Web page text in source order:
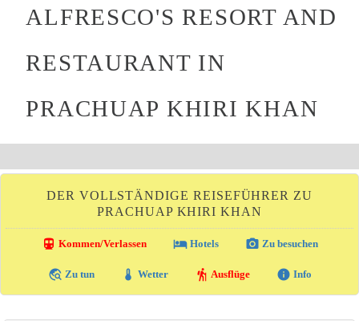
ALFRESCO'S RESORT AND
RESTAURANT IN
PRACHUAP KHIRI KHAN
DER VOLLSTÄNDIGE REISEFÜHRER ZU
PRACHUAP KHIRI KHAN
directions_transit Kommen/Verlassen local_hotelHotels photo_camera Zu besuchen
travel_explore Zu tun thermostat Wetter hiking Ausflüge info Info